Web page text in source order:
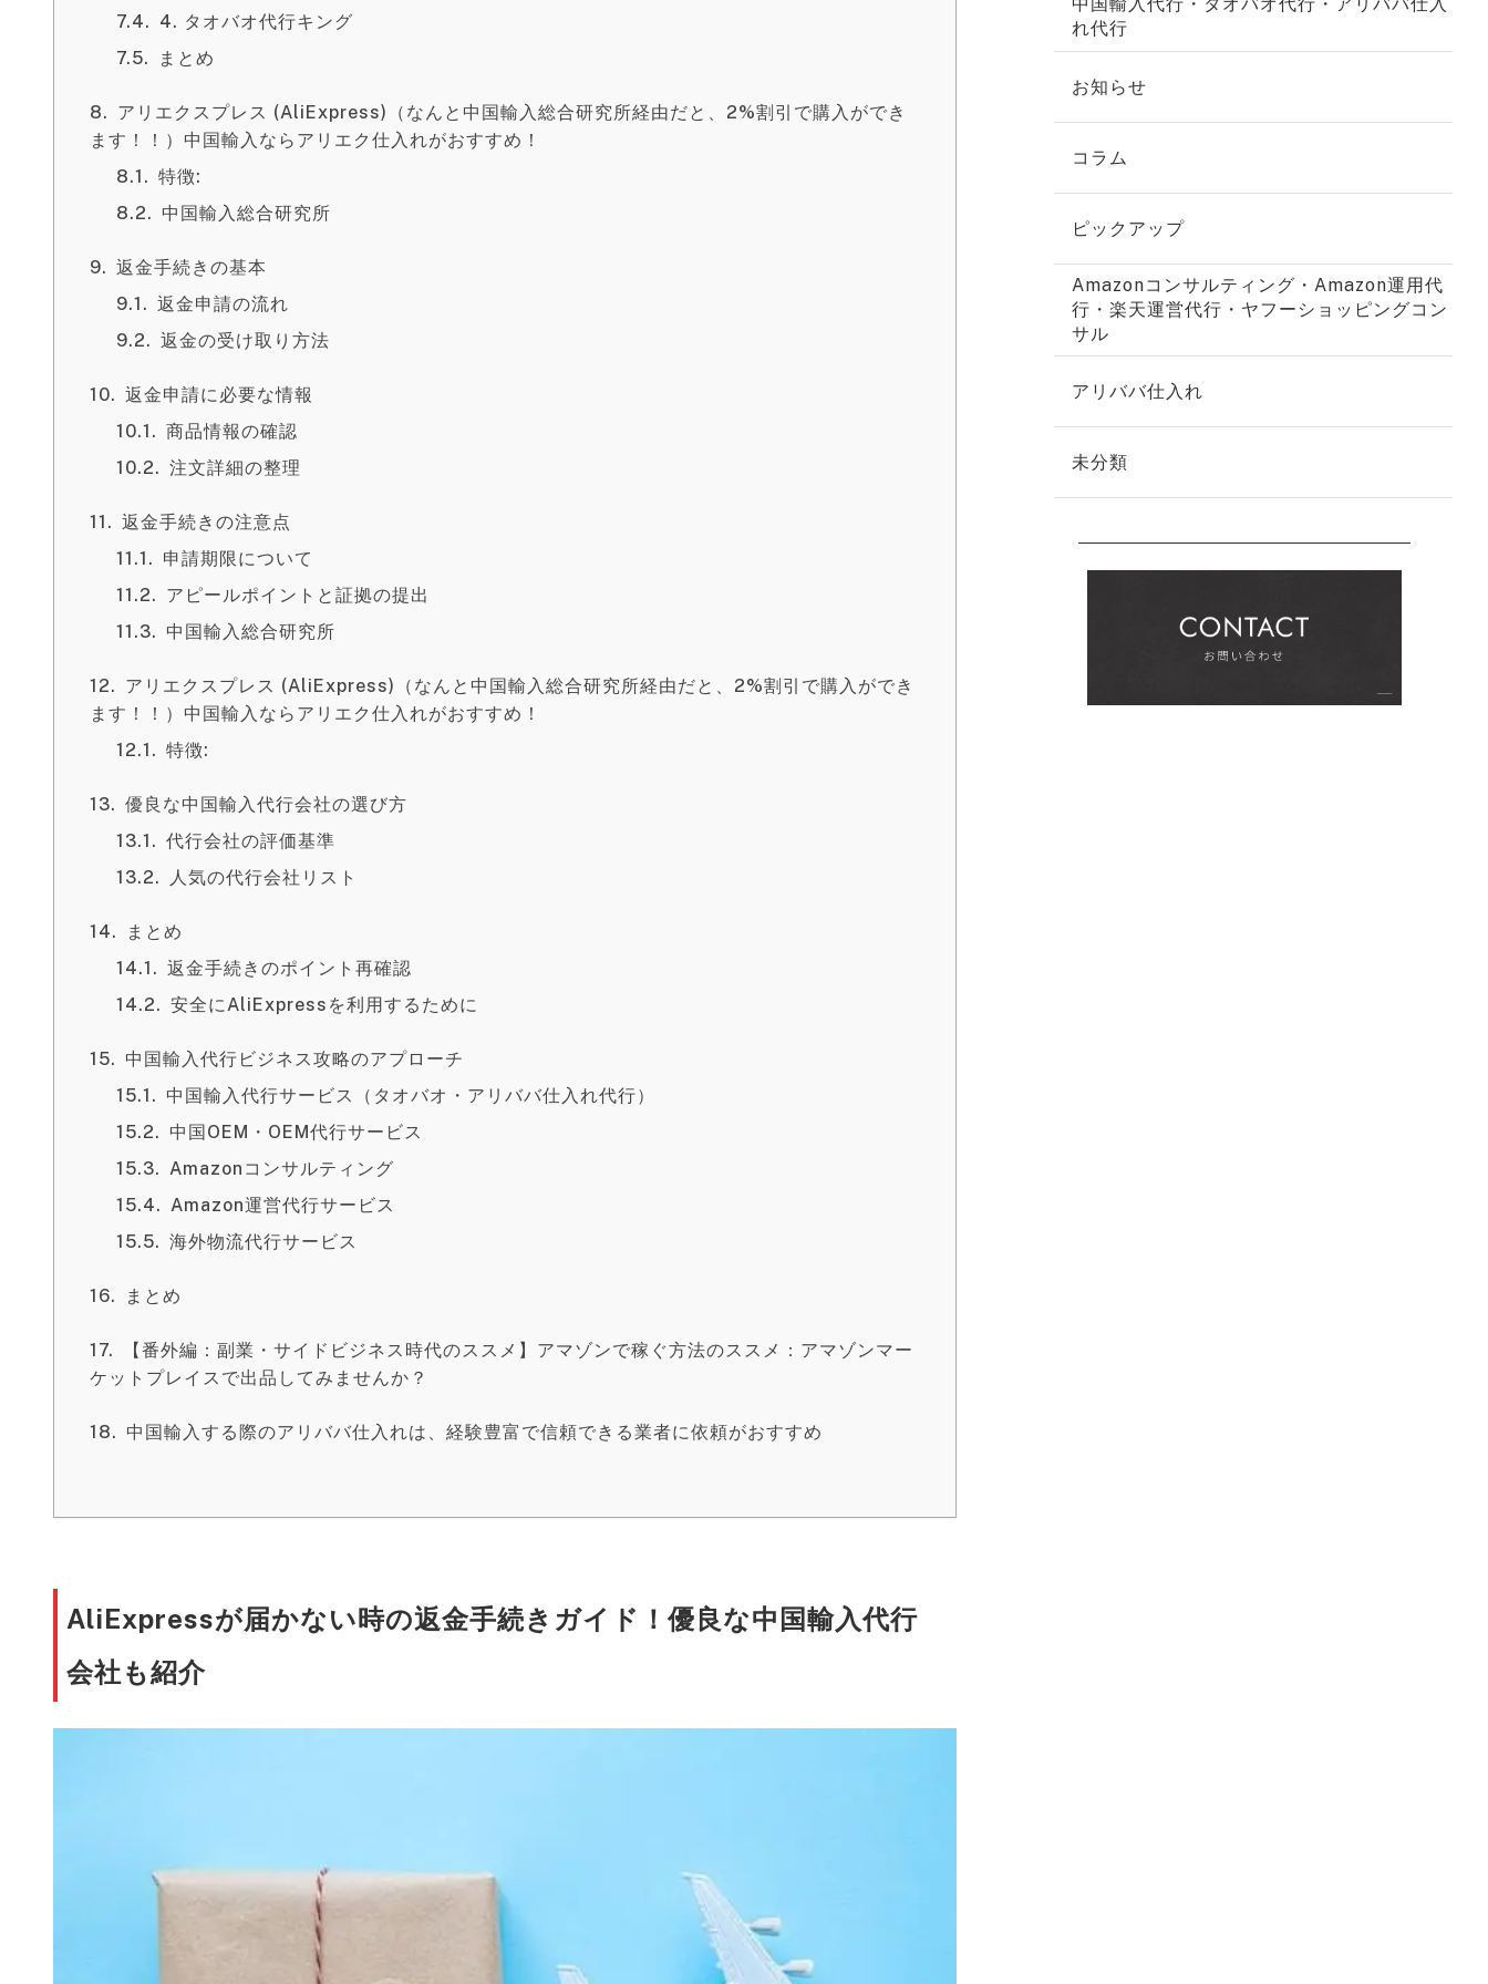
4. タオバオ代行キング
まとめ
アリエクスプレス (AliExpress)（なんと中国輸入総合研究所経由だと、2%割引で購入ができ
ます！！）中国輸入ならアリエク仕入れがおすすめ！
特徴:
中国輸入総合研究所
返金手続きの基本
返金申請の流れ
返金の受け取り方法
返金申請に必要な情報
商品情報の確認
注文詳細の整理
返金手続きの注意点
申請期限について
アピールポイントと証拠の提出
中国輸入総合研究所
アリエクスプレス (AliExpress)（なんと中国輸入総合研究所経由だと、2%割引で購入ができ
ます！！）中国輸入ならアリエク仕入れがおすすめ！
特徴:
優良な中国輸入代行会社の選び方
代行会社の評価基準
人気の代行会社リスト
まとめ
返金手続きのポイント再確認
安全にAliExpressを利用するために
中国輸入代行ビジネス攻略のアプローチ
中国輸入代行サービス（タオバオ・アリババ仕入れ代行）
中国OEM・OEM代行サービス
Amazonコンサルティング
Amazon運営代行サービス
海外物流代行サービス
まとめ
【番外編：副業・サイドビジネス時代のススメ】アマゾンで稼ぐ方法のススメ：アマゾンマー
ケットプレイスで出品してみませんか？
中国輸入する際のアリババ仕入れは、経験豊富で信頼できる業者に依頼がおすすめ
AliExpressが届かない時の返金手続きガイド！優良な中国輸入代行
会社も紹介
れ代行
お知らせ
コラム
ピックアップ
Amazonコンサルティング・Amazon運用代
行・楽天運営代行・ヤフーショッピングコン
サル
アリババ仕入れ
未分類